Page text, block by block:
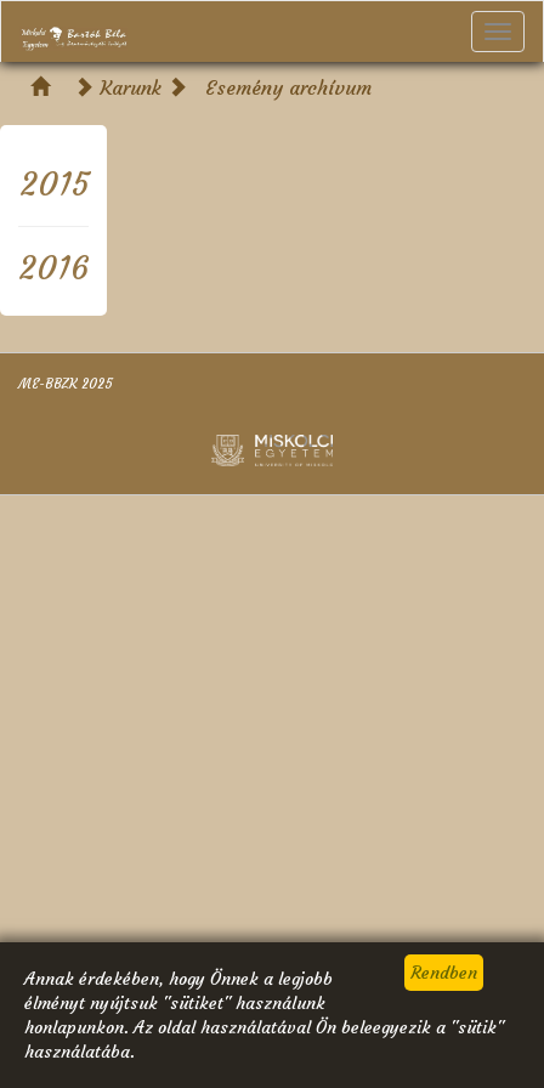
Annak érdekében, hogy Önnek a legjobb
élményt nyújtsuk "sütiket" használunk
honlapunkon. Az oldal használatával Ön beleegyezik a "sütik"
használatába.
Karunk
Esemény archívum
2015
2016
ME-BBZK 2025